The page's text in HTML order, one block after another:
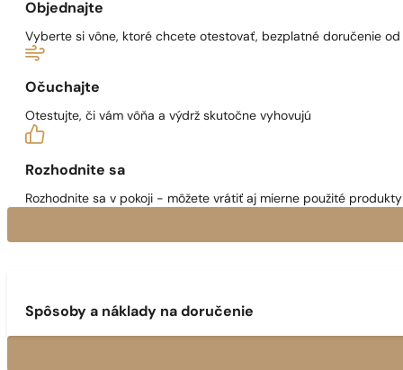
Objednajte
Vyberte si vône, ktoré chcete otestovať, bezplatné doručenie
Očuchajte
Otestujte, či vám vôňa a výdrž skutočne vyhovujú
Rozhodnite sa
Rozhodnite sa v pokoji - môžete vrátiť aj mierne použité
Spôsoby a náklady na doručenie